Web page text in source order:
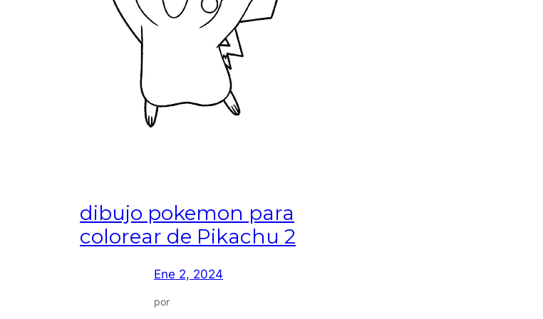
dibujo pokemon para
colorear de Pikachu 2
Ene 2, 2024
por